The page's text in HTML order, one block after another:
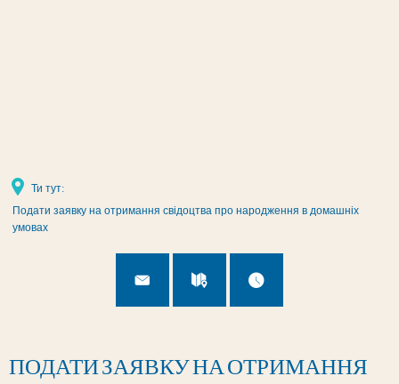
Ти тут:
Подати заявку на отримання свідоцтва про народження в домашніх
умовах
ПОДАТИ ЗАЯВКУ НА ОТРИМАННЯ